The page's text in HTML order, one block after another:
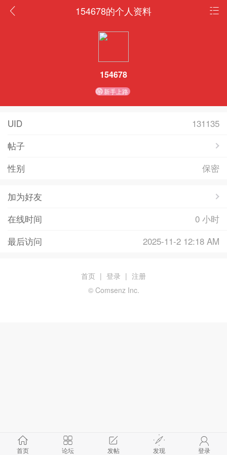
154678的个人资料
154678
新手上路
UID
131135
帖子
性别
保密
加为好友
在线时间
0 小时
最后访问
2025-11-2 12:18 AM
首页 论坛 发帖 发现 登录
首页 | 登录 | 注册
© Comsenz Inc.